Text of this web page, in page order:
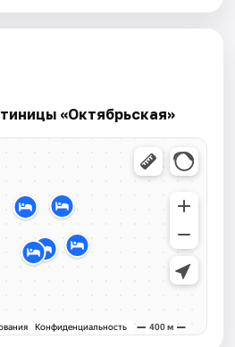
«Октябрьская»